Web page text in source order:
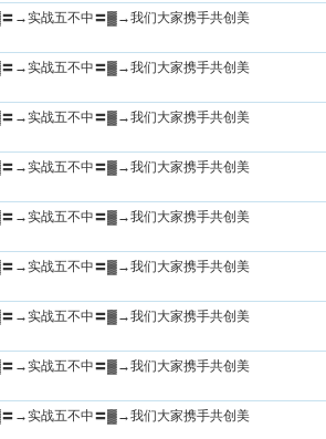
〓→实战五不中〓▓→我们大家携手共创美
〓→实战五不中〓▓→我们大家携手共创美
〓→实战五不中〓▓→我们大家携手共创美
〓→实战五不中〓▓→我们大家携手共创美
〓→实战五不中〓▓→我们大家携手共创美
〓→实战五不中〓▓→我们大家携手共创美
〓→实战五不中〓▓→我们大家携手共创美
〓→实战五不中〓▓→我们大家携手共创美
〓→实战五不中〓▓→我们大家携手共创美